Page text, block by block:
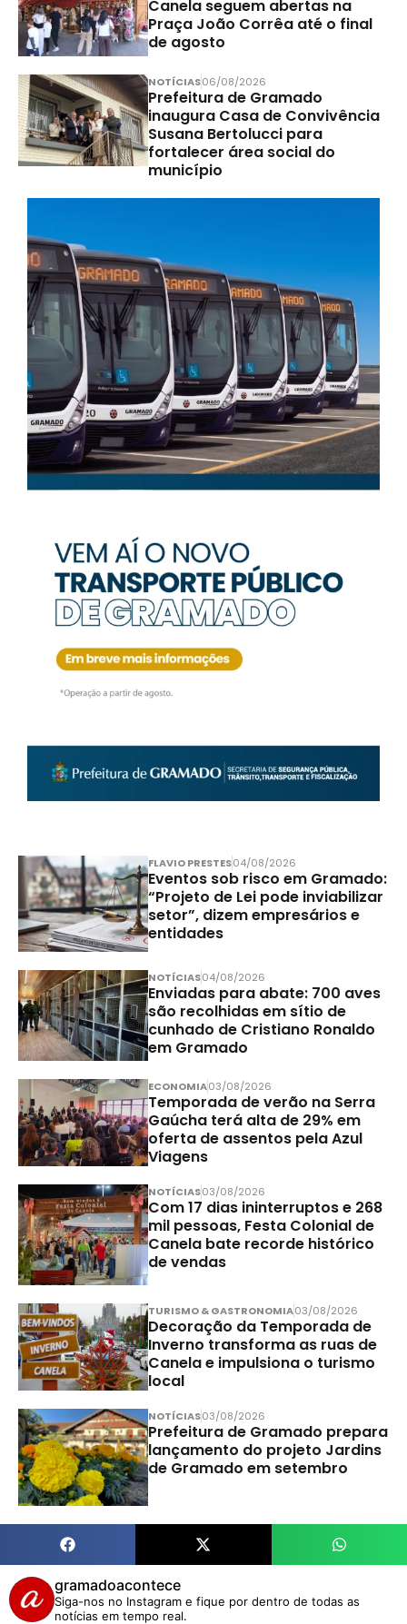
Canela seguem abertas na
Praça João Corrêa até o final
de agosto
NOTÍCIAS06/08/2026
Prefeitura de Gramado
inaugura Casa de Convivência
Susana Bertolucci para
fortalecer área social do
município
FLAVIO PRESTES04/08/2026
Eventos sob risco em Gramado:
“Projeto de Lei pode inviabilizar
setor”, dizem empresários e
entidades
NOTÍCIAS04/08/2026
Enviadas para abate: 700 aves
são recolhidas em sítio de
cunhado de Cristiano Ronaldo
em Gramado
ECONOMIA03/08/2026
Temporada de verão na Serra
Gaúcha terá alta de 29% em
oferta de assentos pela Azul
Viagens
NOTÍCIAS03/08/2026
Com 17 dias ininterruptos e 268
mil pessoas, Festa Colonial de
Canela bate recorde histórico
de vendas
TURISMO & GASTRONOMIA03/08/2026
Decoração da Temporada de
Inverno transforma as ruas de
Canela e impulsiona o turismo
local
NOTÍCIAS03/08/2026
Prefeitura de Gramado prepara
lançamento do projeto Jardins
de Gramado em setembro
gramadoacontece
Siga-nos no Instagram e fique por dentro de todas as
notícias em tempo real.